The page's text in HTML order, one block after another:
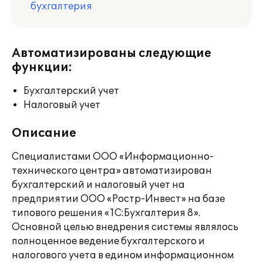
бухгалтерия
Автоматизированы следующие
функции:
Бухгалтерский учет
Налоговый учет
Описание
Специалистами ООО «Информационно-
технического центра» автоматизирован
бухгалтерский и налоговый учет на
предприятии ООО «Ростр-Инвест» на базе
типового решения «1С:Бухгалтерия 8».
Основной целью внедрения системы являлось
полноценное ведение бухгалтерского и
налогового учета в едином информационном